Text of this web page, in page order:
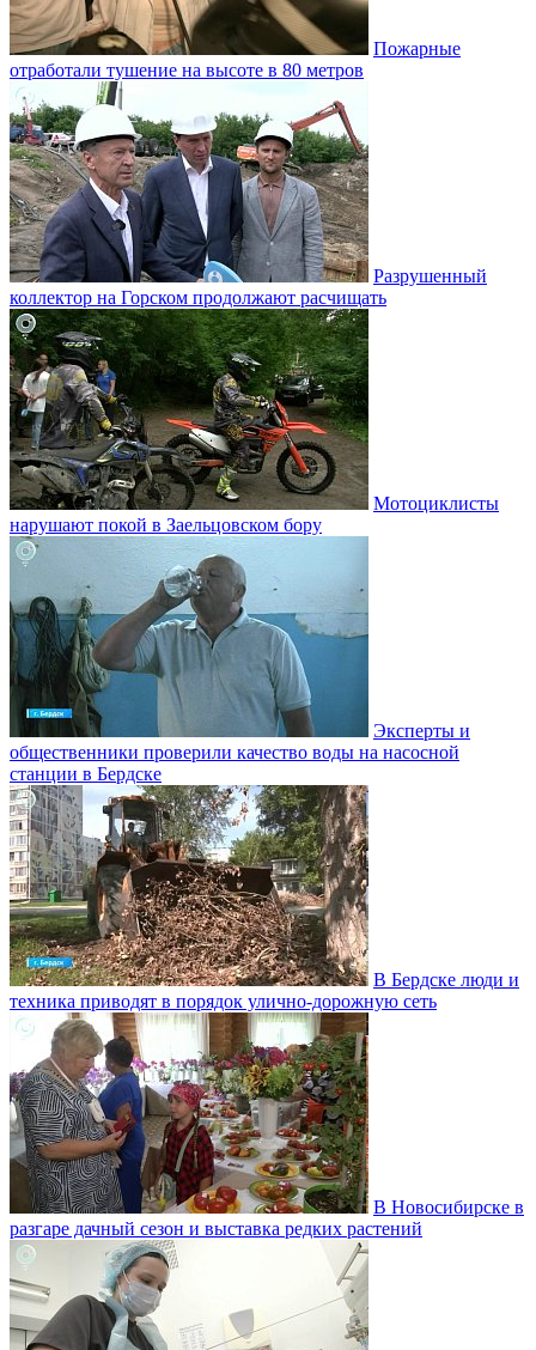
Пожарные
отработали тушение на высоте в 80 метров
Разрушенный
коллектор на Горском продолжают расчищать
Мотоциклисты
нарушают покой в Заельцовском бору
Эксперты и
общественники проверили качество воды на насосной
станции в Бердске
В Бердске люди и
техника приводят в порядок улично‑дорожную сеть
В Новосибирске в
разгаре дачный сезон и выставка редких растений